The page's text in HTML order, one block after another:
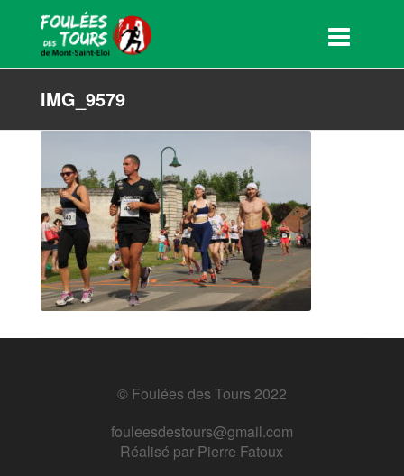
IMG_9579
© Foulées des Tours 2022
fouleesdestours@gmail.com
Réalisé par Pierre Fatoux